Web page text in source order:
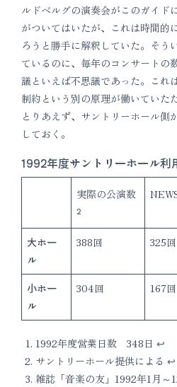
ルドベルグの演奏会がこのガイド
がついてはいたが、これは時間的
ろうと勝手に解釈していた。そう
ているのに、毎年のコンサートの
議といえば不思議であった。これ
制約という別の原理が働いていた
とりあえず、サントリーホール側
しておく。
1992年度サントリーホール利
実際の公演数
2
大ホー
ル
388回 325回
小ホー
ル
304回 167回
1992年度営業日数 348日 ↩︎
サントリーホール提供による ↩︎
雑誌「音楽の友」1992年1月